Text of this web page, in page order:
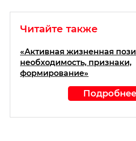
Читайте также
«Активная жизненная
необходимость, признаки,
формирование»
Подробнее